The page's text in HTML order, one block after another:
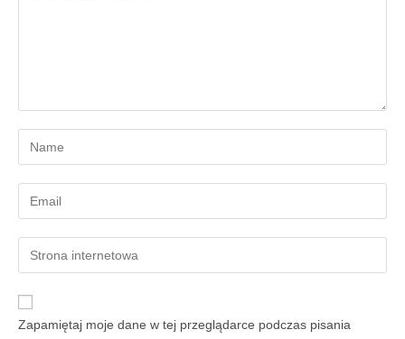
Zapamiętaj moje dane w tej przeglądarce podczas pisania